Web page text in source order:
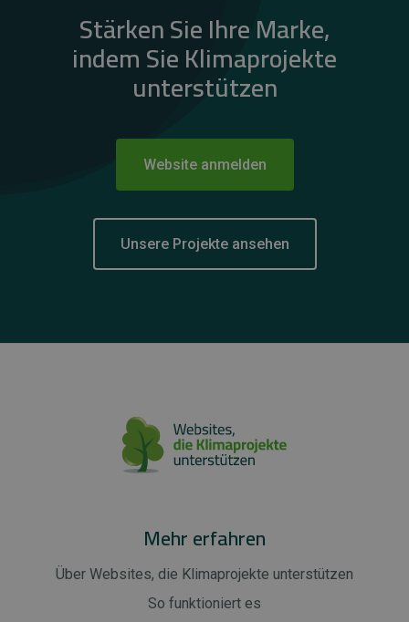
Stärken Sie Ihre Marke,
indem Sie Klimaprojekte
unterstützen
Website anmelden
Unsere Projekte ansehen
Mehr erfahren
Über Websites, die Klimaprojekte unterstützen
So funktioniert es